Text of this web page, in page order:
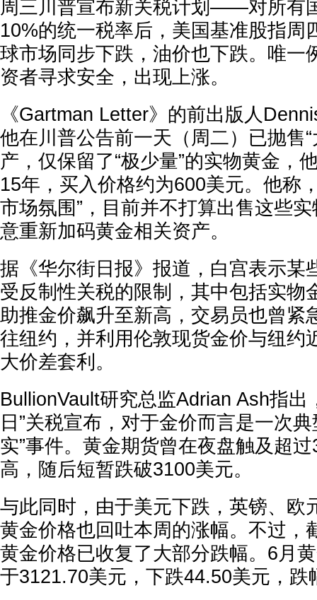
周三川普宣布新关税计划——对所有
10%的统一税率后，美国基准股指周
球市场同步下跌，油价也下跌。唯一
资者寻求安全，出现上涨。
《Gartman Letter》的前出版人
他在川普公告前一天（周二）已抛售
产，仅保留了“极少量”的实物黄金，
15年，买入价格约为600美元。他称
市场氛围”，目前并不打算出售这些
意重新加码黄金相关资产。
据《华尔街日报》报道，白宫表示某
受反制性关税的限制，其中包括实物
助推金价飙升至新高，交易员也曾紧
往纽约，并利用伦敦现货金价与纽约
大价差套利。
BullionVault研究总监Adrian Ash指出
日”关税宣布，对于金价而言是一次
实”事件。黄金期货曾在夜盘触及超
高，随后短暂跌破3100美元。
与此同时，由于美元下跌，英镑、欧
黄金价格也回吐本周的涨幅。不过，
黄金价格已收复了大部分跌幅。6月
于3121.70美元，下跌44.50美元，跌